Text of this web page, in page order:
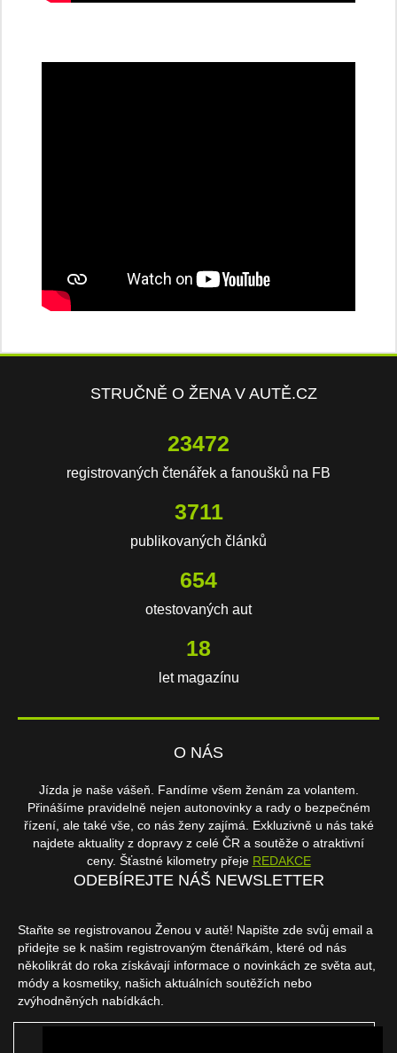
STRUČNĚ O ŽENA V AUTĚ.CZ
23472
registrovaných čtenářek a fanoušků na FB
3711
publikovaných článků
654
otestovaných aut
18
let magazínu
O NÁS
Jízda je naše vášeň. Fandíme všem ženám za volantem.
Přinášíme pravidelně nejen autonovinky a rady o bezpečném
řízení, ale také vše, co nás ženy zajímá. Exkluzivně u nás také
najdete aktuality z dopravy z celé ČR a soutěže o atraktivní
ceny. Šťastné kilometry přeje REDAKCE
ODEBÍREJTE NÁŠ NEWSLETTER
Staňte se registrovanou Ženou v autě! Napište zde svůj email a
přidejte se k našim registrovaným čtenářkám, které od nás
několikrát do roka získávají informace o novinkách ze světa aut,
módy a kosmetiky, našich aktuálních soutěžích nebo
zvýhodněných nabídkách.